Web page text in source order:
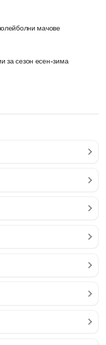
мачове
за сезон есен-зима